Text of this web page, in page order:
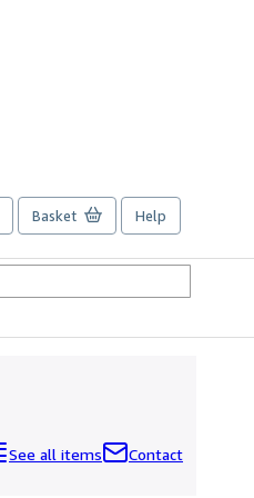
Basket Help
See all items Contact